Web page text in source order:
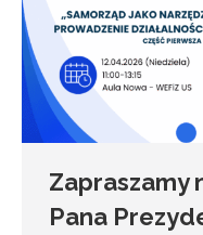
Zapraszamy
Pana